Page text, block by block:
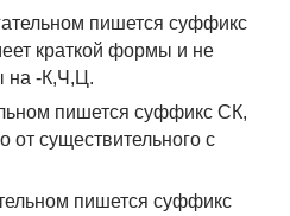
пишется суффикс
краткой формы и не
на -К,Ч,Ц.
пишется суффикс СК,
от существительного с
пишется суффикс